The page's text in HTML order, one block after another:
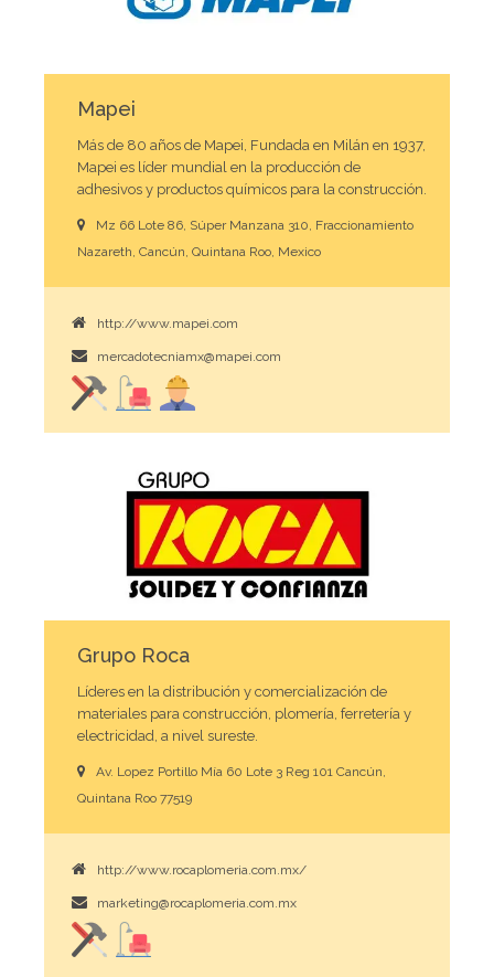
Mapei
Más de 80 años de Mapei, Fundada en Milán en 1937,
Mapei es líder mundial en la producción de
adhesivos y productos químicos para la construcción.
Mz 66 Lote 86, Súper Manzana 310, Fraccionamiento
Nazareth, Cancún, Quintana Roo, Mexico
http://www.mapei.com
mercadotecniamx@mapei.com
Grupo Roca
Líderes en la distribución y comercialización de
materiales para construcción, plomería, ferretería y
electricidad, a nivel sureste.
Av. Lopez Portillo Mía 60 Lote 3 Reg 101 Cancún,
Quintana Roo 77519
http://www.rocaplomeria.com.mx/
marketing@rocaplomeria.com.mx